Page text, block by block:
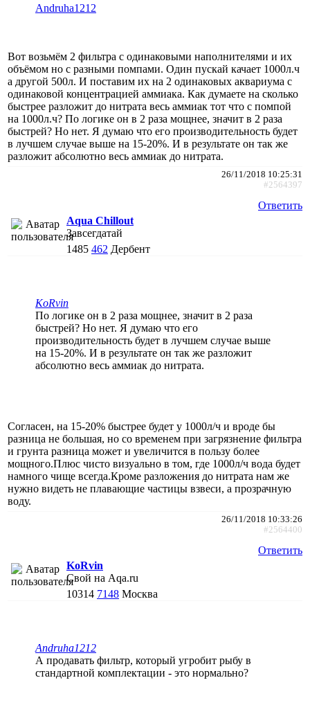
Andruha1212
Вот возьмём 2 фильтра с одинаковыми наполнителями и их
объёмом но с разными помпами. Один пускай качает 1000л.ч
а другой 500л. И поставим их на 2 одинаковых аквариума с
одинаковой концентрацией аммиака. Как думаете на сколько
быстрее разложит до нитрата весь аммиак тот что с помпой
на 1000л.ч? По логике он в 2 раза мощнее, значит в 2 раза
быстрей? Но нет. Я думаю что его производительность будет
в лучшем случае выше на 15-20%. И в результате он так же
разложит абсолютно весь аммиак до нитрата.
26/11/2018 10:25:31
#2564397
Ответить
Aqua Chillout
Завсегдатай
1485 462 Дербент
KoRvin
По логике он в 2 раза мощнее, значит в 2 раза
быстрей? Но нет. Я думаю что его
производительность будет в лучшем случае выше
на 15-20%. И в результате он так же разложит
абсолютно весь аммиак до нитрата.
Согласен, на 15-20% быстрее будет у 1000л/ч и вроде бы
разница не большая, но со временем при загрязнение фильтра
и грунта разница может и увеличится в пользу более
мощного.Плюс чисто визуально в том, где 1000л/ч вода будет
намного чище всегда.Кроме разложения до нитрата нам же
нужно видеть не плавающие частицы взвеси, а прозрачную
воду.
26/11/2018 10:33:26
#2564400
Ответить
KoRvin
Свой на Aqa.ru
10314 7148 Москва
Andruha1212
А продавать фильтр, который угробит рыбу в
стандартной комплектации - это нормально?